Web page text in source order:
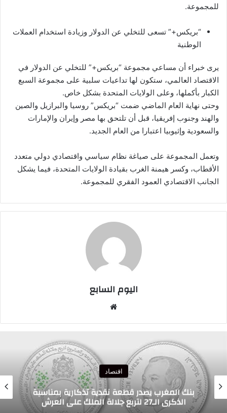
للمجموعة.
“بريكس+” تسعى للتخلي عن الدولار وزيادة استخدام العملات
الوطنية
يرى خبراء أن مساعي مجموعة “بريكس+” للتخلي عن الدولار في
الاقتصاد العالمي، ستكون لها تداعيات سلبية على مجموعة السبع
الكبار بأكملها، وعلى الولايات المتحدة بشكل خاص.
وحتى نهاية العام الماضي ضمت “بريكس” روسيا والبرازيل والصين
والهند وجنوب إفريقيا، قبل أن تلتحق بها مصر وإيران والإمارات
والسعودية وإثيوبيا اعتبارا من العام الجديد.
وتعمل المجموعة على صياغة نظام سياسي واقتصادي دولي متعدد
الأقطاب، وكسر هيمنة الغرب بقيادة الولايات المتحدة، فيما يشكل
الجانب الاقتصادي العمود الفقري للمجموعة.
اليوم السابع
اقتصاد
معرض فارنبورو: قطاع صناعة الطيران المغربي
يعزز حضوره على الساحة الدولية